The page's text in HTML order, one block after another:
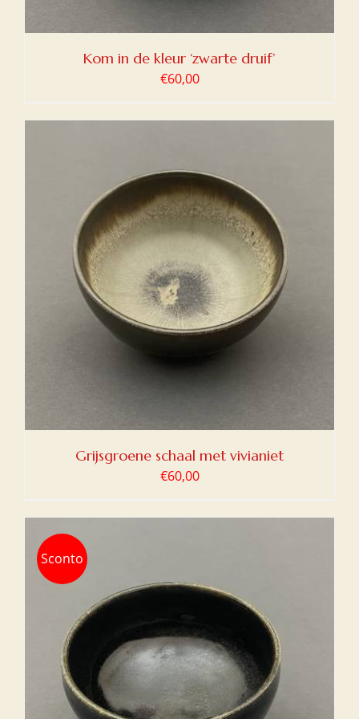
Kom in de kleur ‘zwarte druif’
€60,00
Grijsgroene schaal met vivianiet
€60,00
Sconto